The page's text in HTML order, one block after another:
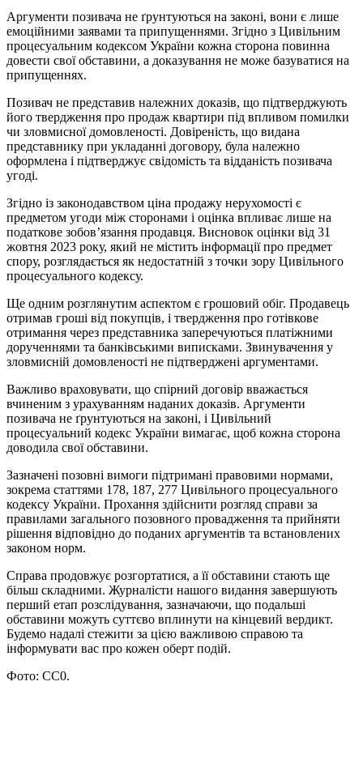
Аргументи позивача не ґрунтуються на законі, вони є лише
емоційними заявами та припущеннями. Згідно з Цивільним
процесуальним кодексом України кожна сторона повинна
довести свої обставини, а доказування не може базуватися на
припущеннях.
Позивач не представив належних доказів, що підтверджують
його твердження про продаж квартири під впливом помилки
чи зловмисної домовленості. Довіреність, що видана
представнику при укладанні договору, була належно
оформлена і підтверджує свідомість та відданість позивача
угоді.
Згідно із законодавством ціна продажу нерухомості є
предметом угоди між сторонами і оцінка впливає лише на
податкове зобов’язання продавця. Висновок оцінки від 31
жовтня 2023 року, який не містить інформації про предмет
спору, розглядається як недостатній з точки зору Цивільного
процесуального кодексу.
Ще одним розглянутим аспектом є грошовий обіг. Продавець
отримав гроші від покупців, і твердження про готівкове
отримання через представника заперечуються платіжними
дорученнями та банківськими виписками. Звинувачення у
зловмисній домовленості не підтверджені аргументами.
Важливо враховувати, що спірний договір вважається
вчиненим з урахуванням наданих доказів. Аргументи
позивача не ґрунтуються на законі, і Цивільний
процесуальний кодекс України вимагає, щоб кожна сторона
доводила свої обставини.
Зазначені позовні вимоги підтримані правовими нормами,
зокрема статтями 178, 187, 277 Цивільного процесуального
кодексу України. Прохання здійснити розгляд справи за
правилами загального позовного провадження та прийняти
рішення відповідно до поданих аргументів та встановлених
законом норм.
Справа продовжує розгортатися, а її обставини стають ще
більш складними. Журналісти нашого видання завершують
перший етап розслідування, зазначаючи, що подальші
обставини можуть суттєво вплинути на кінцевий вердикт.
Будемо надалі стежити за цією важливою справою та
інформувати вас про кожен оберт подій.
Фото: CC0.